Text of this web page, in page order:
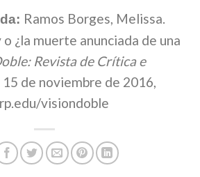
Ramos Borges, Melissa.
¿la muerte anunciada de una
Revista de Crítica e
15 de noviembre de 2016,
visiondoble